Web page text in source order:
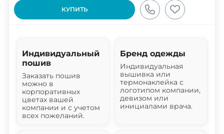
КУПИТЬ
Индивидуальный
пошив
Заказать пошив
можно в
корпоративных
цветах вашей
компании и с учетом
всех пожеланий.
Бренд одежды
Индивидуальная
вышивка или
термонаклейка с
логотипом компании,
девизом или
инициалами врача.